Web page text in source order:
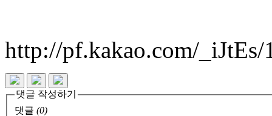
http://pf.kakao.com/_iJtEs/
댓글 작성하기
댓글 (0)